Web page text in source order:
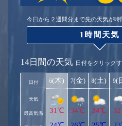
今日から２週間分まで先の天気が時
1時間天気
14日間の天気 日付をクリック
日付
天気
最高気温
6(木)
31℃
7(金)
34℃
8(土)
34℃
9(